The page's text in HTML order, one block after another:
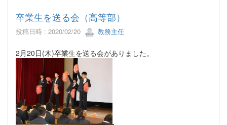
卒業生を送る会（高等部）
投稿日時 : 2020/02/20 教務主任
2月20日(木)卒業生を送る会がありました。